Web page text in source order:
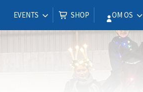
EVENTS SHOP OM OS